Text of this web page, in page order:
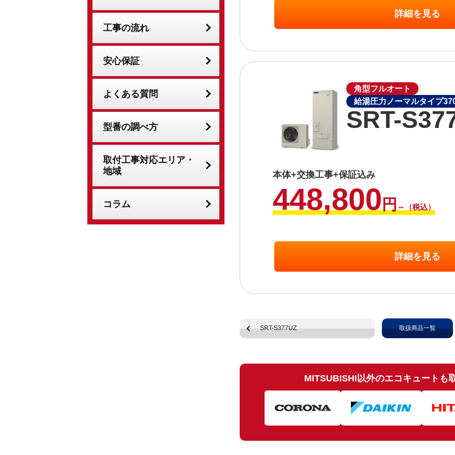
詳細を見る
角型フルオート
給湯圧力ノーマルタイプ
SRT-
本体+交換工事+保証込み
448,800 円 ～（税込）
詳細を見る
SRT-S377UZ 取扱商品一覧
MITSUBISHI以外のエコキュートも
工事の流れ
安心保証
よくある質問
型番の調べ方
取付工事対応エリア・
地域
コラム